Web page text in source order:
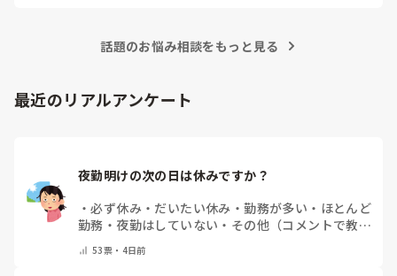
いい、なんて話も聞きました。予算があればやってみたいで
話題のお悩み相談をもっと見る
最近のリアルアンケート
夜勤明けの次の日は休みですか？
・必ず休み・ だいたい休み ・勤務が多い ・ ほとんど
勤務 ・ 夜勤はしていない ・ その他（コメントで教え
53票・ 4日前